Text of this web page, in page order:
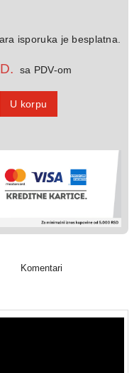
isporuka je besplatna.
sa PDV-om
U korpu
Komentari